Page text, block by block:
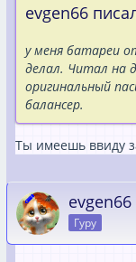
evgen66
у меня батареи
делал. Читал на
оригинальный
балансер.
Ты имеешь ввиду
evgen66
Гуру